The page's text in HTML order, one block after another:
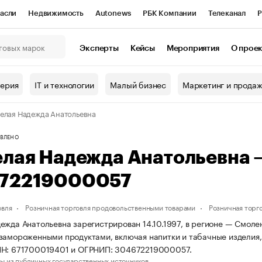
Недвижимость Autonews РБК Компании Телеканал
Проверка контрагентов
Эксперты Кейсы Мероприятия О
IT и технологии Малый бизнес Маркетинг и
Надежда Анатольевна
Надежда
Розничная торговля продовольственными товарами Розничная
Анатольевна зарегистрирован 14.10.1997, в регионе —
продуктами, включая напитки и табачные
671700019401 и ОГРНИП: 304672219000057.